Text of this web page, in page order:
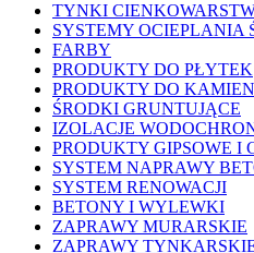
TYNKI
SYSTEMY OCIEPLANIA
FARBY
PRODUKTY DO PŁYTEK
PRODUKTY DO
ŚRODKI GRUNTUJĄCE
IZOLACJE
PRODUKTY GIPSOWE I
SYSTEM NAPRAWY
SYSTEM RENOWACJI
BETONY I WYLEWKI
ZAPRAWY MURARSKIE
ZAPRAWY